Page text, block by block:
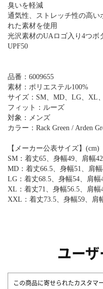
臭いを軽減
通気性、ストレッチ性の高
れた素材を使用
光沢素材のUAロゴ入り4つボ
UPF50
品番：6009655
素材：ポリエステル100%
サイズ：SM、MD、LG、XL
フィット：ルーズ
対象：メンズ
カラー：Rack Green / Arden
【メーカー公表サイズ】(cm)
SM：着丈65、身幅49、肩幅
MD：着丈66.5、身幅51、肩
LG：着丈68.5、身幅54、肩幅
XL：着丈71、身幅56.5、肩幅
XXL：着丈73.5、身幅59、肩
ユー
この商品に寄せられたカスタマ